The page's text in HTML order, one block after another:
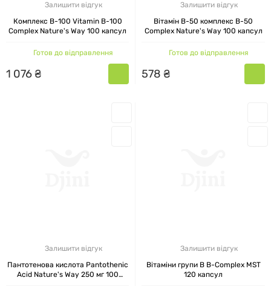
Залишити відгук
Комплекс B-100 Vitamin B-100
Complex Nature's Way 100 капсул
Готов до відправлення
1 076₴
Залишити відгук
Вітамін В-50 комплекс B-50
Complex Nature's Way 100 капсул
Готов до відправлення
578 ₴
Залишити відгук
Пантотенова кислота Pantothenic
Acid Nature's Way 250 мг 100
Залишити відгук
Вітаміни групи В B-Complex MST
120 капсул